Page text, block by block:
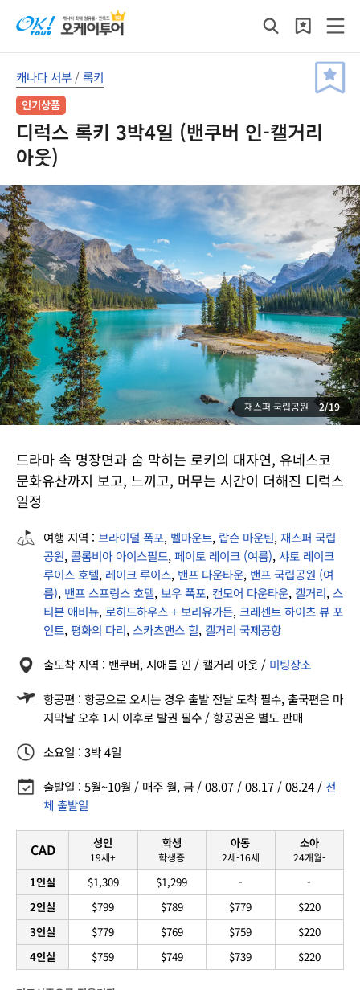
캐나다 서부 /록키
인기상품
디럭스 록키 3박4일 (밴쿠버 인-캘거리
아웃)
재스퍼 국립공원 2/19
드라마 속 명장면과 숨 막히는 로키의 대자연, 유네스코
문화유산까지 보고, 느끼고, 머무는 시간이 더해진 디럭스
일정
여행 지역 : 브라이덜 폭포, 벨마운트, 랍슨 마운틴, 재스퍼 국립
공원, 콜롬비아 아이스필드, 페이토 레이크 (여름), 샤토 레이크
루이스 호텔, 레이크 루이스, 밴프 다운타운, 밴프 국립공원 (여
름), 밴프 스프링스 호텔, 보우 폭포, 캔모어 다운타운, 캘거리, 스
티븐 애비뉴, 로히드하우스 + 보리유가든, 크레센트 하이츠 뷰 포
인트, 평화의 다리, 스카츠맨스 힐, 캘거리 국제공항
출도착 지역 : 밴쿠버, 시애틀 인 / 캘거리 아웃 / 미팅장소
항공편 : 항공으로 오시는 경우 출발 전날 도착 필수, 출국편은 마
지막날 오후 1시 이후로 발권 필수 / 항공권은 별도 판매
소요일 : 3박 4일
출발일 : 5월~10월 / 매주 월, 금 / 08.07 / 08.17 / 08.24 / 전
체 출발일
CAD
1인실
2인실
3인실
4인실
성인
19세+
$1,309
$799
$779
$759
학생
학생증
$1,299
$789
$769
$749
아동
2세-16세
-
$779
$759
$739
소아
24개월-
-
$220
$220
$220